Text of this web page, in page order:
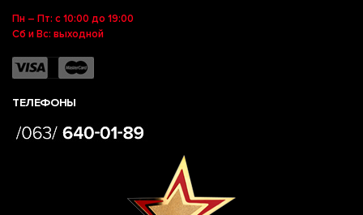
Пн – Пт: с 10:00 до 19:00
Сб и Вс: выходной
ТЕЛЕФОНЫ